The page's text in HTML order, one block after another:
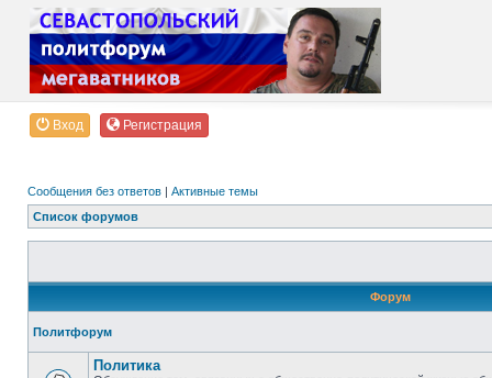
Вход Регистрация
Сообщения без ответов | Активные темы
Список форумов
Форум
Политфорум
Политика